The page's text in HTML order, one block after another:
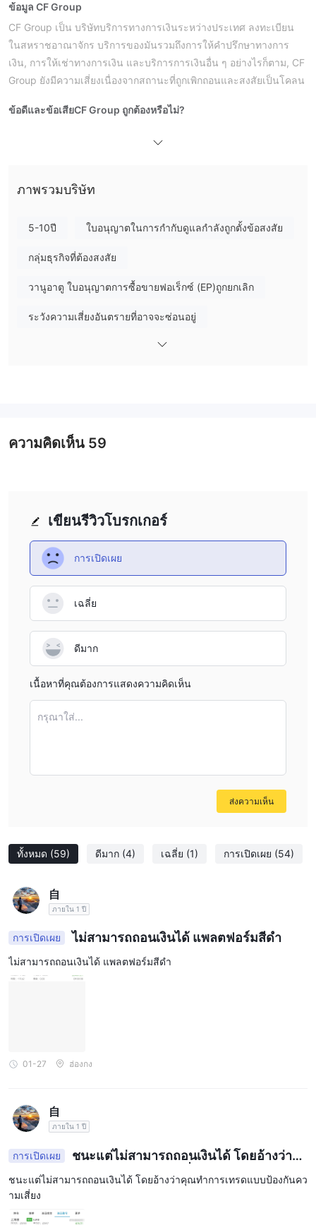
ข้อมูล CF Group
CF Group เป็น บริษัทบริการทางการเงินระหว่างประเทศ ลงทะเบียน
ในสหราชอาณาจักร บริการของมันรวมถึงการให้คำปรึกษาทางการ
เงิน, การให้เช่าทางการเงิน และบริการการเงินอื่น ๆ อย่างไรก็ตาม, CF
Group ยังมีความเสี่ยงเนื่องจากสถานะที่ถูกเพิกถอนและสงสัยเป็นโคลน
ข้อดีและข้อเสียCF Group ถูกต้องหรือไม่?
เงิน, การให้เช่าทางการเงิน และบริการการเงินอื่น ๆ
ภาพรวมบริษัท
5-10ปี ใบอนุญาตในการกำกับดูแลกำลังถูกตั้งข้อสงสัย
กลุ่มธุรกิจที่ต้องสงสัย
วานูอาตู ใบอนุญาตการซื้อขายฟอเร็กซ์ (EP)ถูกยกเลิก
ระวังความเสี่ยงอันตรายที่อาจจะซ่อนอยู่
ทั้งหมด (59) ดีมาก (4) เฉลี่ย (1) การเปิดเผย (54)
自
ภายใน 1 ปี
การเปิดเผย ไม่สามารถถอนเงินได้ แพลตฟอร์มสีดำ
ไม่สามารถถอนเงินได้ แพลตฟอร์มสีดำ
01-27 ฮ่องกง
自
ภายใน 1 ปี
การเปิดเผย
ชนะแต่ไม่สามารถถอนเงินได้ โดยอ้างว่าคุ
ณทำการเทรดแบบป้องกันความเสี่ยง
ชนะแต่ไม่สามารถถอนเงินได้ โดยอ้างว่าคุณทำการเทรดแบบป้องกันคว
ามเสี่ยง
เขียนรีวิวโบรกเกอร์
การเปิดเผย
เฉลี่ย
ดีมาก
เนื้อหาที่คุณต้องการแสดงความคิดเห็น
กรุณาใส่...
ส่งความเห็น
ความคิดเห็น 59